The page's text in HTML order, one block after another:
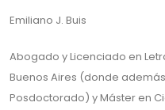
Emiliano J. Buis
Abogado y Licenciado en
Buenos Aires (donde
Posdoctorado) y Máster en